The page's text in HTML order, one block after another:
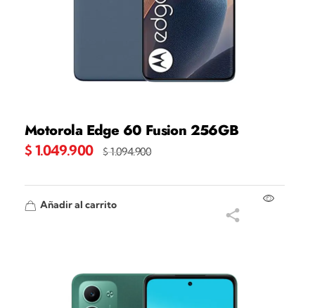
Motorola Edge 60 Fusion 256GB
$ 1.049.900 $1.094.900
Añadir al carrito